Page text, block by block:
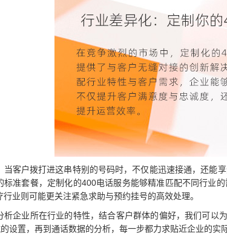
当客户拨打进这串特别的号码时，不仅能迅速接通，还能
标准套餐，定制化的400电话服务能够精准匹配不同行业
行业则可能更关注紧急求助与预约挂号的高效处理。
析企业所在行业的特性，结合客户群体的偏好，我们可以
设置，再到通话数据的分析，每一步都力求贴近企业的实